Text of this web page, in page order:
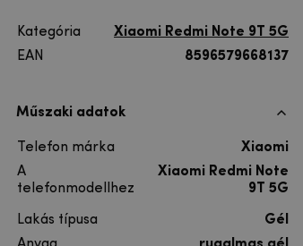
Kategória
Xiaomi Redmi Note 9T 5G
EAN
8596579668137
Műszaki adatok
Telefon márka
Xiaomi
A
telefonmodellhez
Xiaomi Redmi Note
9T 5G
Lakás típusa
Gél